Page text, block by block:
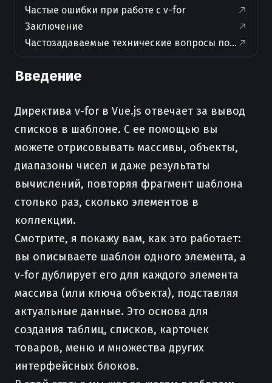
Частые ошибки при работе с v-for
Заключение
Частозадаваемые технические вопросы по теме
Введение
Директива v-for в Vue.js отвечает за вывод
списков в шаблоне. С ее помощью вы
можете отрисовывать массивы, объекты,
диапазоны чисел и даже результаты
вычислений, повторяя фрагмент шаблона
столько раз, сколько элементов в
коллекции.
Смотрите, я покажу вам, как это работает:
вы описываете шаблон одного элемента, а
v-for дублирует его для каждого элемента
массива (или ключа объекта), подставляя
актуальные данные. Это основа для
создания таблиц, списков, карточек
товаров, меню и множества других
интерфейсных блоков.